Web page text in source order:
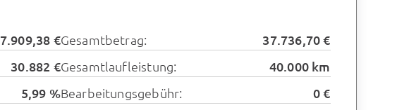
7.909,38 €
30.882 €
5,99 %
Gesamtbetrag:
37.736,70 €
Gesamtlaufleistung:
40.000 km
Bearbeitungsgebühr:
0 €